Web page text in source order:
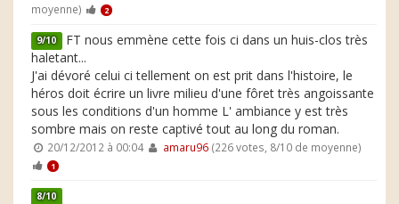
moyenne)
2
9/10 FT nous emmène cette fois ci dans un huis-clos très
haletant...
J'ai dévoré celui ci tellement on est prit dans l'histoire, le
héros doit écrire un livre milieu d'une fôret très angoissante
sous les conditions d'un homme L' ambiance y est très
sombre mais on reste captivé tout au long du roman.
20/12/2012 à 00:04 amaru96(226 votes, 8/10 de moyenne)
1
8/10